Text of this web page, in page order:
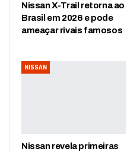
Nissan X-Trail retorna ao
Brasil em 2026 e pode
ameaçar rivais famosos
NISSAN
Nissan revela primeiras